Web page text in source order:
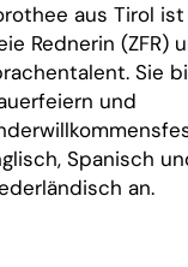
aus Tirol
Rednerin (ZFR)
Sie
und
Spanisch
an.